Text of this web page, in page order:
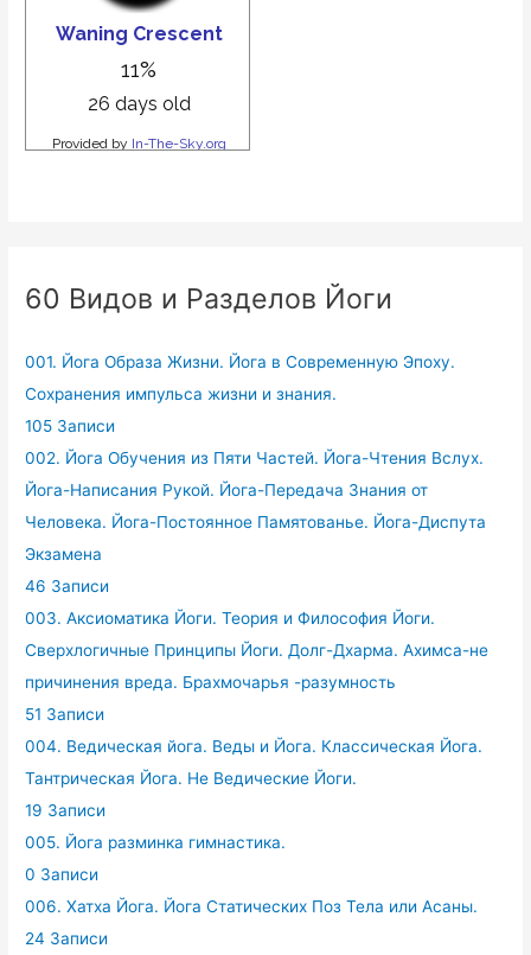
60 Видов и Разделов Йоги
001. Йога Образа Жизни. Йога в Современную Эпоху.
Сохранения импульса жизни и знания.
105 Записи
002. Йога Обучения из Пяти Частей. Йога-Чтения Вслух.
Йога-Написания Рукой. Йога-Передача Знания от
Человека. Йога-Постоянное Памятованье. Йога-Диспута
Экзамена
46 Записи
003. Аксиоматика Йоги. Теория и Философия Йоги.
Сверхлогичные Принципы Йоги. Долг-Дхарма. Ахимса-не
причинения вреда. Брахмочарья -разумность
51 Записи
004. Ведическая йога. Веды и Йога. Классическая Йога.
Тантрическая Йога. Не Ведические Йоги.
19 Записи
005. Йога разминка гимнастика.
0 Записи
006. Хатха Йога. Йога Статических Поз Тела или Асаны.
24 Записи